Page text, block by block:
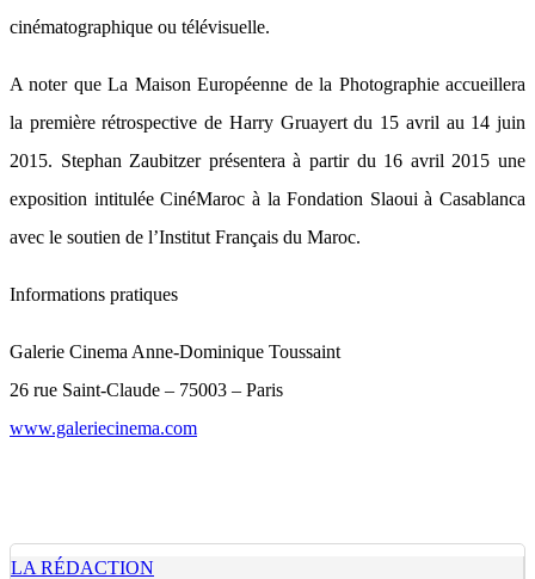
cinématographique ou télévisuelle.
A noter que La Maison Européenne de la Photographie accueillera
la première rétrospective de Harry Gruayert du 15 avril au 14 juin
2015. Stephan Zaubitzer présentera à partir du 16 avril 2015 une
exposition intitulée CinéMaroc à la Fondation Slaoui à Casablanca
avec le soutien de l’Institut Français du Maroc.
Informations pratiques
Galerie Cinema Anne-Dominique Toussaint
26 rue Saint-Claude – 75003 – Paris
www.galeriecinema.com
LA RÉDACTION